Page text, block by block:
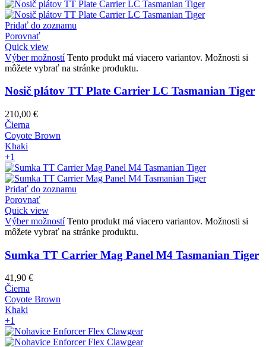
Pridať do zoznamu
Porovnať
Quick view
Výber možností Tento produkt má viacero variantov. Možnosti si
môžete vybrať na stránke produktu.
Nosič plátov TT Plate Carrier LC Tasmanian Tiger
210,00 €
Čierna
Coyote Brown
Khaki
+1
Pridať do zoznamu
Porovnať
Quick view
Výber možností Tento produkt má viacero variantov. Možnosti si
môžete vybrať na stránke produktu.
Sumka TT Carrier Mag Panel M4 Tasmanian Tiger
41,90 €
Čierna
Coyote Brown
Khaki
+1